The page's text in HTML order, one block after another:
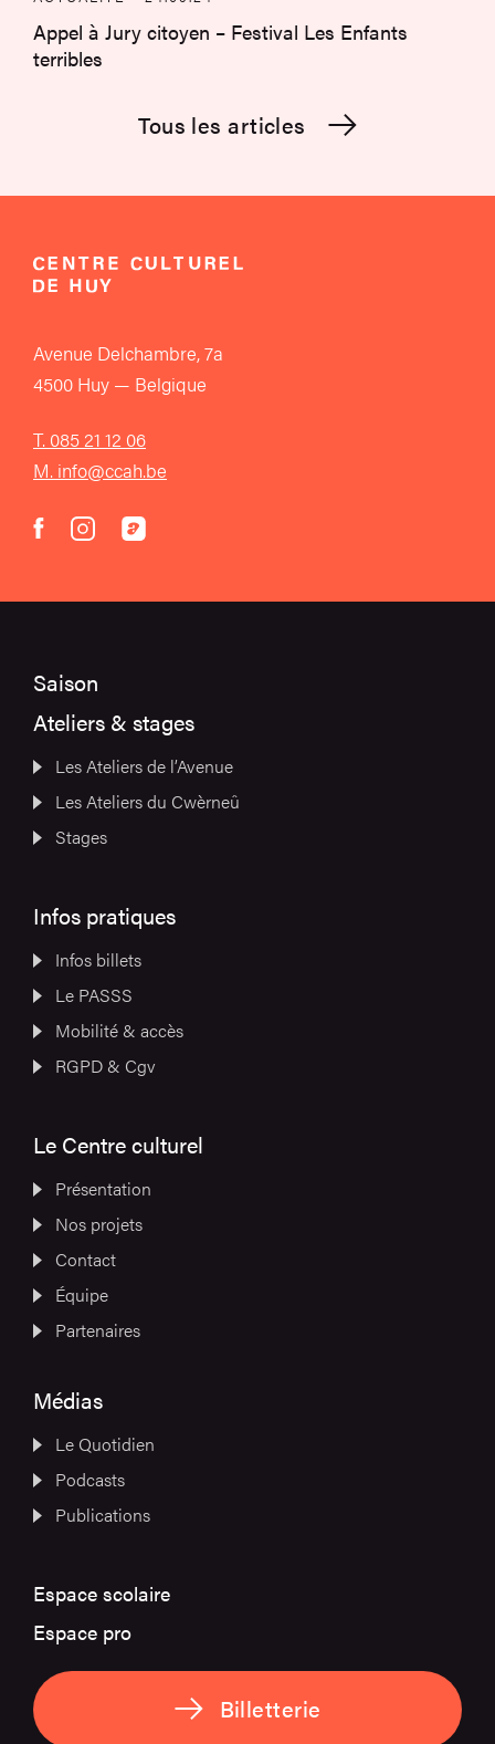
Appel à Jury citoyen – Festival Les Enfants
terribles
Tous les articles
Avenue Delchambre, 7a
4500 Huy — Belgique
T. 085 21 12 06
M. info@ccah.be
facebook
instagram
acast
Saison
Ateliers & stages
Les Ateliers de l’Avenue
Les Ateliers du Cwèrneû
Stages
Infos pratiques
Infos billets
Le PASSS
Mobilité & accès
RGPD & Cgv
Le Centre culturel
Présentation
Nos projets
Contact
Équipe
Partenaires
Médias
Le Quotidien
Podcasts
Publications
Espace scolaire
Espace pro
Billetterie